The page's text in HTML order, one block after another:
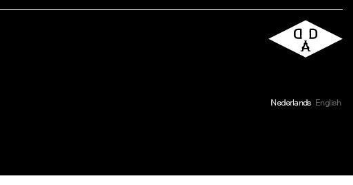
Nederlands English